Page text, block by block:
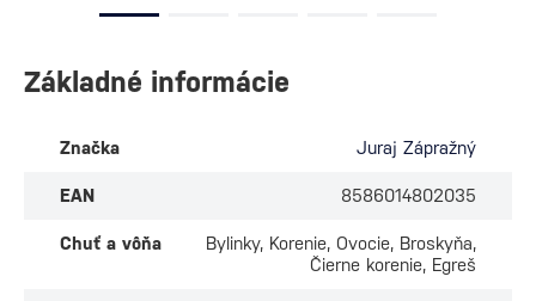
Základné informácie
Značka Juraj Zápražný
EAN 8586014802035
Chuť a vôňa
Bylinky, Korenie, Ovocie, Broskyňa,
Čierne korenie, Egreš